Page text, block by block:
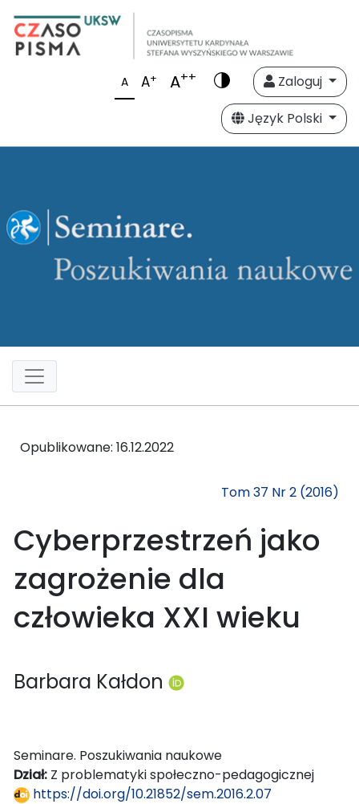
A A+ A++
Zaloguj
Język Polski
Opublikowane: 16.12.2022
Tom 37 Nr 2 (2016)
Cyberprzestrzeń jako
zagrożenie dla
człowieka XXI wieku
Barbara Kałdon
Seminare. Poszukiwania naukowe
Dział: Z problematyki społeczno-pedagogicznej
https://doi.org/10.21852/sem.2016.2.07